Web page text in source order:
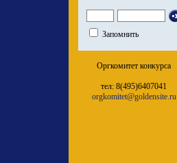
Запомнить
Оргкомитет конкурса
тел: 8(495)6407041
orgkomitet@goldensite.ru